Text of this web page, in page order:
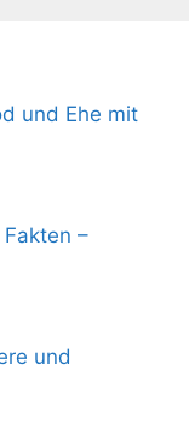
und Ehe mit
–
und